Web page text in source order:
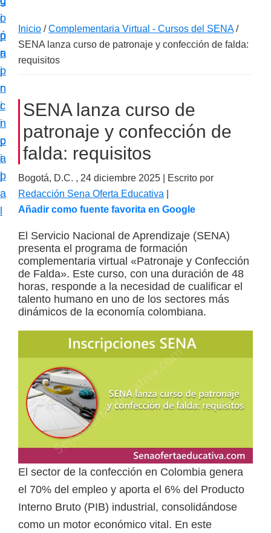
i
ó
n
p
r
i
n
c
i
p
a
o
p
r
i
n
c
i
p
a
l
i
n
a
a
c
i
e
p
e
c
i
l
i
z
a
d
o
u
r
Inicio / Complementaria Virtual - Cursos del SENA /
SENA lanza curso de patronaje y confección de falda:
requisitos
SENA lanza curso de
patronaje y confección de
falda: requisitos
Bogotá, D.C. , 24 diciembre 2025 | Escrito por
Redacción Sena Oferta Educativa
Añadir como fuente favorita en Google
El Servicio Nacional de Aprendizaje (SENA)
presenta el programa de formación
complementaria virtual «Patronaje y Confección
de Falda». Este curso, con una duración de 48
horas, responde a la necesidad de cualificar el
talento humano en uno de los sectores más
dinámicos de la economía colombiana.
El sector de la confección en Colombia genera
el 70% del empleo y aporta el 6% del Producto
Interno Bruto (PIB) industrial, consolidándose
como un motor económico vital. En este